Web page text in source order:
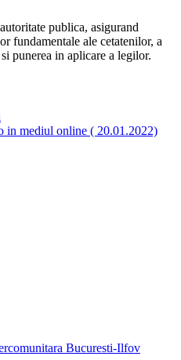
publica, asigurand
fundamentale ale cetatenilor, a
punerea in aplicare a legilor.
in mediul online ( 20.01.2022)
Bucuresti-Ilfov